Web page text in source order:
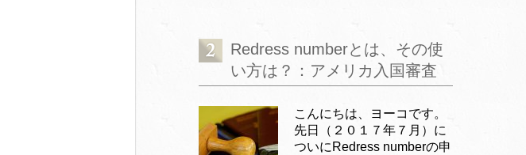
Redress numberとは、その使
い方は？：アメリカ入国審査
こんにちは、ヨーコです。
先日（２０１７年７月）に
ついにRedress numberの申